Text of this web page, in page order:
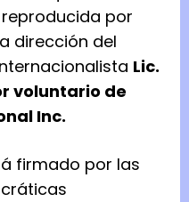
por
dirección del
Lic.
voluntario de
Inc.
firmado por las